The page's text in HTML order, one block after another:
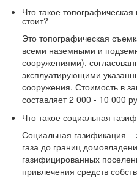
Что такое топографическая
стоит?
Это топографическая
всеми наземными и
сооружениями),
эксплуатирующими
сооружения. Стоимость в
составляет 2 000 - 10 000
Что такое социальная
Социальная газификация
газа до границ
газифицированных
привлечения средств